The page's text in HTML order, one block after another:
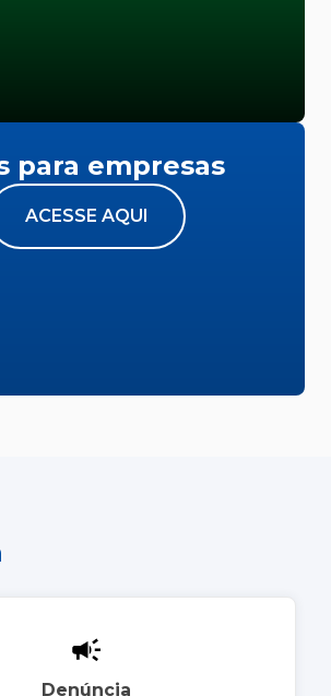
para empresas
ACESSE AQUI
Denúncia